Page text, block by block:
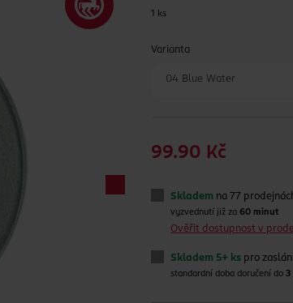
1 ks
Varianta
04 Blue Water
99.90 Kč
Skladem na 77
vyzvednutí již za60 minut
Ověřit dostupnost v
Skladem 5+ ks pro
standardní doba doručení do 3